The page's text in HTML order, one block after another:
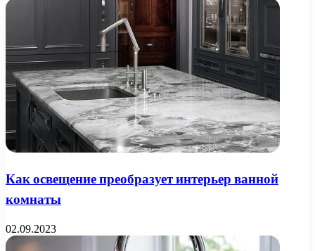
Как освещение преобразует интерьер ванной
комнаты
02.09.2023